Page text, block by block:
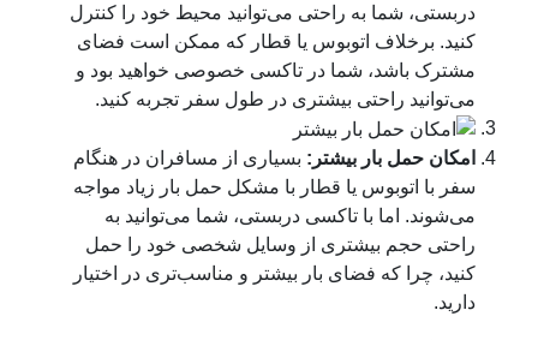
دربستی، شما به راحتی می‌توانید محیط خود را کنترل
کنید. برخلاف اتوبوس یا قطار که ممکن است فضای
مشترک باشد، شما در تاکسی خصوصی خواهید بود و
می‌توانید راحتی بیشتری در طول سفر تجربه کنید.
امکان حمل بار بیشتر:بسیاری از مسافران در هنگام
سفر با اتوبوس یا قطار با مشکل حمل بار زیاد مواجه
می‌شوند. اما با تاکسی دربستی، شما می‌توانید به
راحتی حجم بیشتری از وسایل شخصی خود را حمل
کنید، چرا که فضای بار بیشتر و مناسب‌تری در اختیار
دارید.